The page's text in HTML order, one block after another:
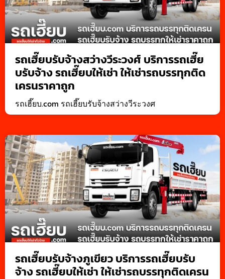
รถเฮี๊ยบรับจ้างสว่างวีระวงศ์ บริการรถเฮี๊ย
บรับจ้าง รถเฮี๊ยบให้เช่า ให้เช่ารถบรรทุกติด
เครนราคาถูก
รถเฮี๊ยบ.com รถเฮี๊ยบรับจ้างสว่างวีระวงศ
รถเฮี๊ยบรับจ้างภูเขียว บริการรถเฮี๊ยบรับ
จ้าง รถเฮี๊ยบให้เช่า ให้เช่ารถบรรทุกติดเครน